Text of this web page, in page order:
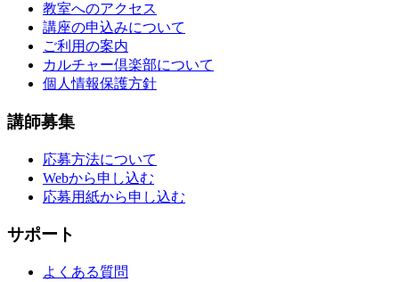
教室へのアクセス
講座の申込みについて
ご利用の案内
カルチャー倶楽部について
個人情報保護方針
講師募集
応募方法について
Webから申し込む
応募用紙から申し込む
サポート
よくある質問